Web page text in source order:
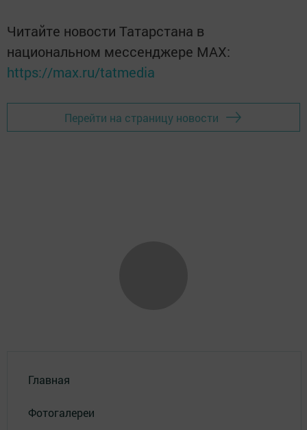
Читайте новости Татарстана в
национальном мессенджере MАХ:
https://max.ru/tatmedia
Перейти на страницу новости
Главная
Фотогалереи